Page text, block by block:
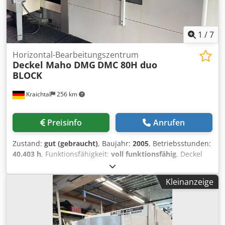
1 /7
Kraichtal 256 km
Horizontal-Bearbeitungszentrum
Deckel Maho DMG DMC 80H duo
BLOCK
Preisinfo Anrufen
Zustand: gut (gebraucht), Baujahr: 2005, Betriebsstunden:
40.403 h, Funktionsfähigkeit: voll funktionsfähig, Deckel
Maho DMC 80H duo Block Zur Maschine: Sehr robuste
Maschine. Technische Daten: -Steuerung: Siemens 840D -
Verfahrweg X-, Y-, Z-Achse: 800/800/800mm -Verfahrweg C-
Achse: 360° -Aufspannfläche Rundtisch: 800x630mm -
Eilgang: 60 m/min -Spindeldrehzahl: 20-12000 1/min -
Werkzeugaufnahme: SK50 -Werkzeugmagazin mit 60
Kleinanzeige